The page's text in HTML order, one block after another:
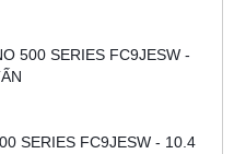
500 SERIES FC9JESW -
SERIES FC9JESW - 10.4